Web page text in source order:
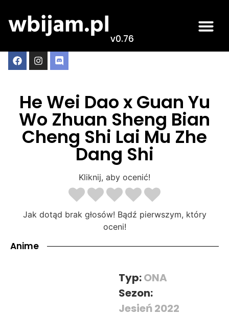
v0.76
He Wei Dao x Guan Yu
Wo Zhuan Sheng Bian
Cheng Shi Lai Mu Zhe
Dang Shi
Kliknij, aby ocenić!
Jak dotąd brak głosów! Bądź pierwszym, który
oceni!
Anime
Typ:ONA
Sezon:
Jesień 2022